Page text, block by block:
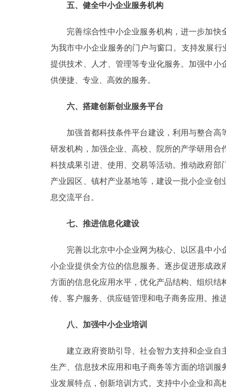
五、健全中小企业服务机构
完善综合性中小企业服务机构，进一步加快
为我市中小企业服务的门户与窗口。支持发展
提供技术、人才、管理等专业化服务。加强中
供便捷、专业、高效的服务。
六、搭建创新创业服务平台
加强首都科技条件平台建设，利用与整合高
研发机构，加强企业、高校、院所的产学研用
科技成果引进、使用、交易等活动。推动政府
产业园区、镇村产业基地等，建设一批小企业
息交流平台。
七、推进信息化建设
完善以北京中小企业网为核心、以区县中小
小企业提供全方位的信息服务。逐步促进形成
方面的信息化应用水平，优化产品结构、组织
传、客户服务、供应链管理和电子商务应用。推
八、加强中小企业培训
建立政府资助引导、社会智力支持和企业自
生产、信息技术应用和电子商务等方面的培训
业发展特点，创新培训方式。支持中小企业和